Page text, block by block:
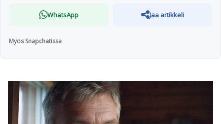
WhatsApp Jaa artikkeli
Myös Snapchatissa